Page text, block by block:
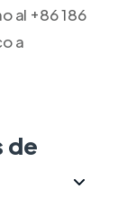
al +86 186
a
de